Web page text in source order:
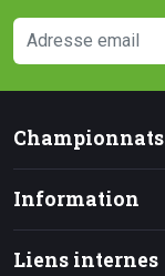
Championnats
Information
Liens internes